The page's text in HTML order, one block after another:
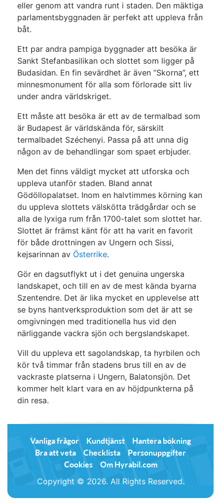
eller genom att vandra runt i staden. Den mäktiga
parlamentsbyggnaden är perfekt att uppleva från
båt.
Ett par andra pampiga byggnader att besöka är
Sankt Stefanbasilikan och slottet som ligger på
Budasidan. En fin sevärdhet är även ”Skorna”, ett
minnesmonument för alla som förlorade sitt liv
under andra världskriget.
Ett måste att besöka är ett av de termalbad som
är Budapest är världskända för, särskilt
termalbadet Széchenyi. Passa på att unna dig
någon av de behandlingar som spaet erbjuder.
Men det finns väldigt mycket att utforska och
uppleva utanför staden. Bland annat
Gödöllopalatset. Inom en halvtimmes körning kan
du uppleva slottets välskötta trädgårdar och se
alla de lyxiga rum från 1700-talet som slottet har.
Slottet är främst känt för att ha varit en favorit
för både drottningen av Ungern och Sissi,
kejsarinnan av Österrike.
Gör en dagsutflykt ut i det genuina ungerska
landskapet, och till en av de mest kända byarna
Szentendre. Det är lika mycket en upplevelse att
se byns hantverksproduktion som det är att se
omgivningen med traditionella hus vid den
närliggande vackra sjön och bergslandskapet.
Vill du uppleva ett sagolandskap, ta hyrbilen och
kör två timmar från stadens brus till en av de
vackraste platserna i Ungern, Balatonsjön. Det
kommer helt klart vara en av höjdpunkterna på
din resa.
Vanliga frågor Kundtjänst
Hantera bokning
Bra att veta
Checklista
Personuppgifter
Cookies
Om Hyrabil.com
Copyright © 2026. All Rights Reserved.